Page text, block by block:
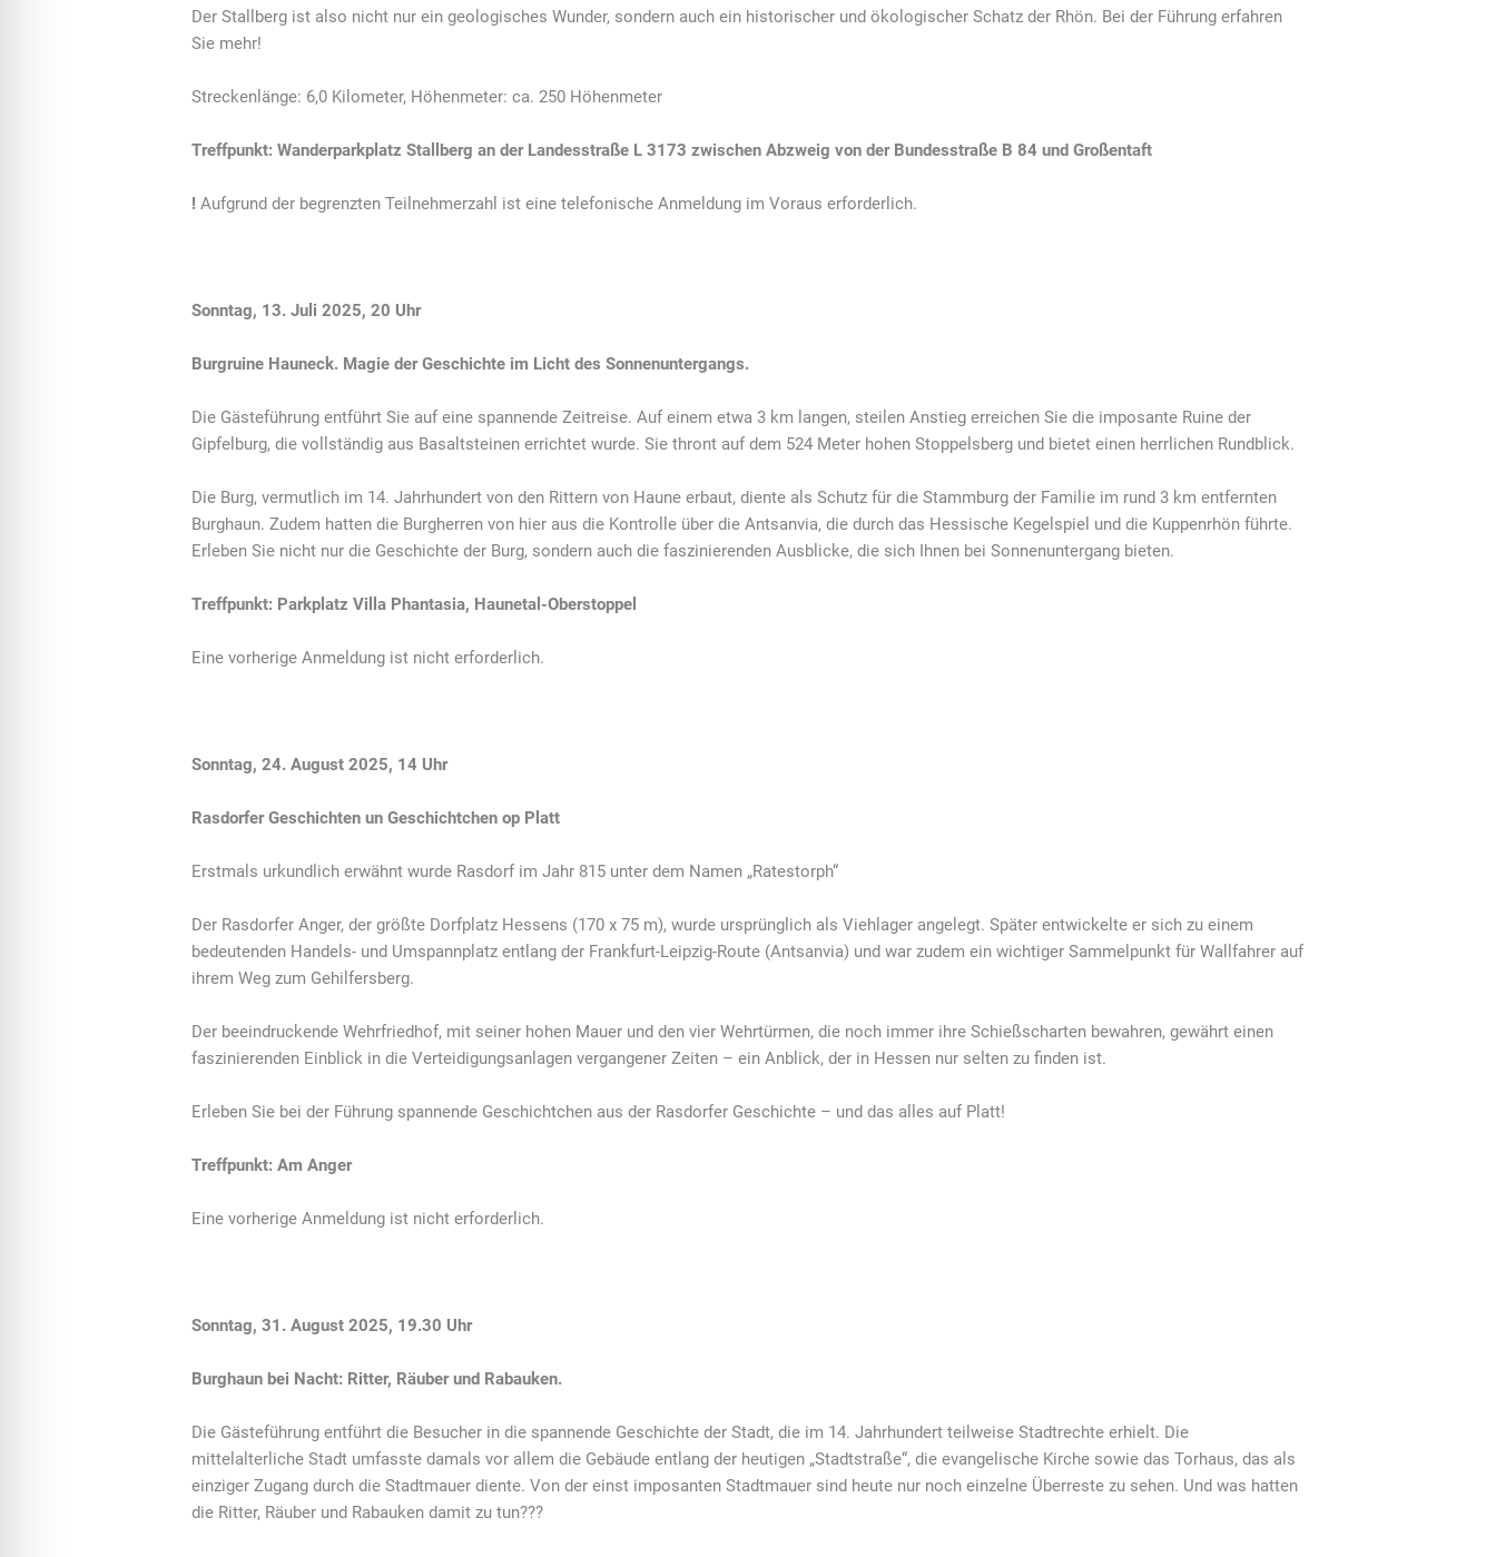
Der Stallberg ist also nicht nur ein geologisches Wunder, sondern auch ein historischer und ökologischer Schatz der Rhön. Bei der Führung erfahren
Sie mehr!
Streckenlänge: 6,0 Kilometer, Höhenmeter: ca. 250 Höhenmeter
Treffpunkt: Wanderparkplatz Stallberg an der Landesstraße L 3173 zwischen Abzweig von der Bundesstraße B 84 und Großentaft
! Aufgrund der begrenzten Teilnehmerzahl ist eine telefonische Anmeldung im Voraus erforderlich.
Sonntag, 13. Juli 2025, 20 Uhr
Burgruine Hauneck. Magie der Geschichte im Licht des Sonnenuntergangs.
Die Gästeführung entführt Sie auf eine spannende Zeitreise. Auf einem etwa 3 km langen, steilen Anstieg erreichen Sie die imposante Ruine der
Gipfelburg, die vollständig aus Basaltsteinen errichtet wurde. Sie thront auf dem 524 Meter hohen Stoppelsberg und bietet einen herrlichen Rundblick.
Die Burg, vermutlich im 14. Jahrhundert von den Rittern von Haune erbaut, diente als Schutz für die Stammburg der Familie im rund 3 km entfernten
Burghaun. Zudem hatten die Burgherren von hier aus die Kontrolle über die Antsanvia, die durch das Hessische Kegelspiel und die Kuppenrhön führte.
Erleben Sie nicht nur die Geschichte der Burg, sondern auch die faszinierenden Ausblicke, die sich Ihnen bei Sonnenuntergang bieten.
Treffpunkt: Parkplatz Villa Phantasia, Haunetal-Oberstoppel
Eine vorherige Anmeldung ist nicht erforderlich.
Sonntag, 24. August 2025, 14 Uhr
Rasdorfer Geschichten un Geschichtchen op Platt
Erstmals urkundlich erwähnt wurde Rasdorf im Jahr 815 unter dem Namen „Ratestorph“
Der Rasdorfer Anger, der größte Dorfplatz Hessens (170 x 75 m), wurde ursprünglich als Viehlager angelegt. Später entwickelte er sich zu einem
bedeutenden Handels- und Umspannplatz entlang der Frankfurt-Leipzig-Route (Antsanvia) und war zudem ein wichtiger Sammelpunkt für Wallfahrer auf
ihrem Weg zum Gehilfersberg.
Der beeindruckende Wehrfriedhof, mit seiner hohen Mauer und den vier Wehrtürmen, die noch immer ihre Schießscharten bewahren, gewährt einen
faszinierenden Einblick in die Verteidigungsanlagen vergangener Zeiten – ein Anblick, der in Hessen nur selten zu finden ist.
Erleben Sie bei der Führung spannende Geschichtchen aus der Rasdorfer Geschichte – und das alles auf Platt!
Treffpunkt: Am Anger
Eine vorherige Anmeldung ist nicht erforderlich.
Sonntag, 31. August 2025, 19.30 Uhr
Burghaun bei Nacht: Ritter, Räuber und Rabauken.
Die Gästeführung entführt die Besucher in die spannende Geschichte der Stadt, die im 14. Jahrhundert teilweise Stadtrechte erhielt. Die
mittelalterliche Stadt umfasste damals vor allem die Gebäude entlang der heutigen „Stadtstraße“, die evangelische Kirche sowie das Torhaus, das als
einziger Zugang durch die Stadtmauer diente. Von der einst imposanten Stadtmauer sind heute nur noch einzelne Überreste zu sehen. Und was hatten
die Ritter, Räuber und Rabauken damit zu tun???